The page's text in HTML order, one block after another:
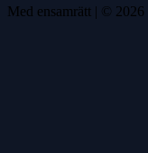
Med ensamrätt | © 2026